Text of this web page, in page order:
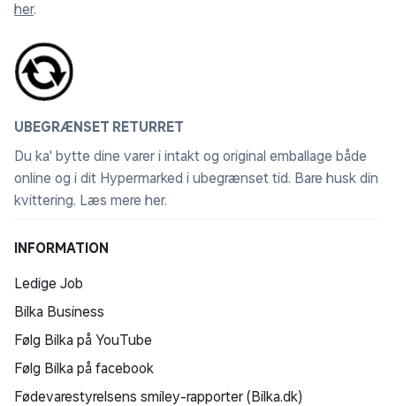
her.
UBEGRÆNSET RETURRET
Du ka' bytte dine varer i intakt og original emballage både
online og i dit Hypermarked i ubegrænset tid. Bare husk din
kvittering. Læs mere her.
INFORMATION
Ledige Job
Bilka Business
Følg Bilka på YouTube
Følg Bilka på facebook
Fødevarestyrelsens smiley-rapporter (Bilka.dk)